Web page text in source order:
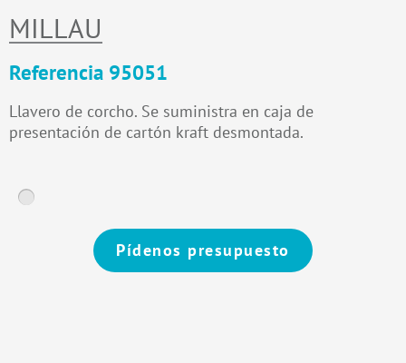
MILLAU
Referencia 95051
Llavero de corcho. Se suministra en caja de
presentación de cartón kraft desmontada.
Pídenos presupuesto